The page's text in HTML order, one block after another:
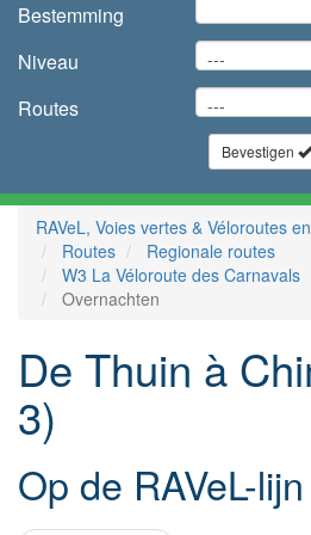
Bestemming
Niveau
Routes
Bevestigen
RAVeL, Voies vertes & Véloroutes
Routes
Regionale routes
W3 La Véloroute des Carnavals
Overnachten
De Thuin à
3)
Op de RAVeL-